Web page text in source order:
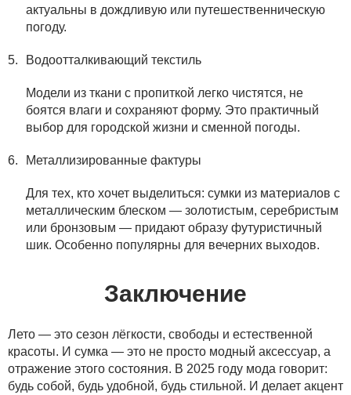
актуальны в дождливую или путешественническую
погоду.
Водоотталкивающий текстиль
Модели из ткани с пропиткой легко чистятся, не
боятся влаги и сохраняют форму. Это практичный
выбор для городской жизни и сменной погоды.
Металлизированные фактуры
Для тех, кто хочет выделиться: сумки из материалов с
металлическим блеском — золотистым, серебристым
или бронзовым — придают образу футуристичный
шик. Особенно популярны для вечерних выходов.
Заключение
Лето — это сезон лёгкости, свободы и естественной
красоты. И сумка — это не просто модный аксессуар, а
отражение этого состояния. В 2025 году мода говорит:
будь собой, будь удобной, будь стильной. И делает акцент